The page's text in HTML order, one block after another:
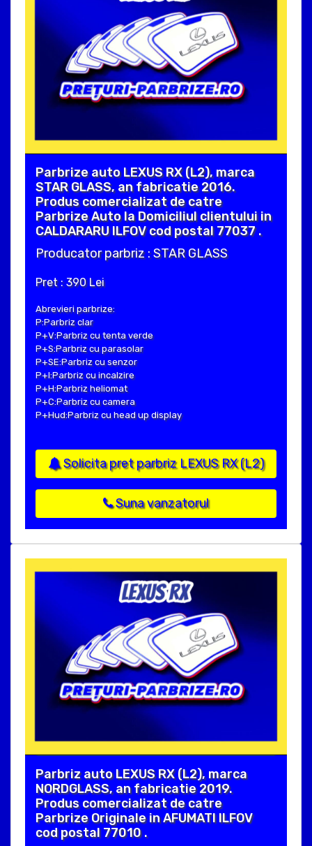
Parbrize auto LEXUS RX (L2), marca
STAR GLASS, an fabricatie 2016.
Produs comercializat de catre
Parbrize Auto la Domiciliul clientului in
CALDARARU ILFOV cod postal 77037 .
Producator parbriz : STAR GLASS
Pret : 390 Lei
Abrevieri parbrize:
P:Parbriz clar
P+V:Parbriz cu tenta verde
P+S:Parbriz cu parasolar
P+SE:Parbriz cu senzor
P+I:Parbriz cu incalzire
P+H:Parbriz heliomat
P+C:Parbriz cu camera
P+Hud:Parbriz cu head up display
Solicita pret parbriz LEXUS RX (L2)
Suna vanzatorul
Parbriz auto LEXUS RX (L2), marca
NORDGLASS, an fabricatie 2019.
Produs comercializat de catre
Parbrize Originale in AFUMATI ILFOV
cod postal 77010 .